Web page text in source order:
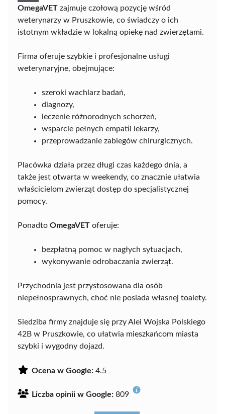
OmegaVET zajmuje czołową pozycję wśród
weterynarzy w Pruszkowie, co świadczy o ich
istotnym wkładzie w lokalną opiekę nad zwierzętami.
Firma oferuje szybkie i profesjonalne usługi
weterynaryjne, obejmujące:
szeroki wachlarz badań,
diagnozy,
leczenie różnorodnych schorzeń,
wsparcie pełnych empatii lekarzy,
przeprowadzanie zabiegów chirurgicznych.
Placówka działa przez długi czas każdego dnia, a
także jest otwarta w weekendy, co znacznie ułatwia
właścicielom zwierząt dostęp do specjalistycznej
pomocy.
Ponadto OmegaVET oferuje:
bezpłatną pomoc w nagłych sytuacjach,
wykonywanie odrobaczania zwierząt.
Przychodnia jest przystosowana dla osób
niepełnosprawnych, choć nie posiada własnej toalety.
Siedziba firmy znajduje się przy Alei Wojska Polskiego
42B w Pruszkowie, co ułatwia mieszkańcom miasta
szybki i wygodny dojazd.
Ocena w Google: 4.5
Liczba opinii w Google: 809